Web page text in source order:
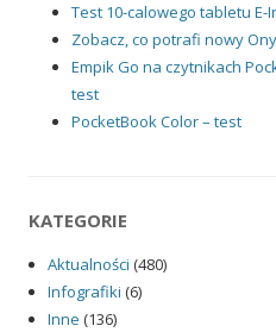
Test 10-calowego tabletu E-
Zobacz, co potrafi nowy
Empik Go na czytnikach
test
PocketBook Color – test
KATEGORIE
Aktualności (480)
Infografiki (6)
Inne (136)